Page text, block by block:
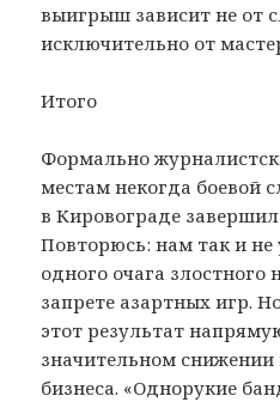
выигрыш зависит не от
исключительно от
Итого
Формально
местам некогда боевой
в Кировограде
Повторюсь: нам так и
одного очага злостного
запрете азартных игр.
этот результат
значительном снижении
бизнеса. «Однорукие